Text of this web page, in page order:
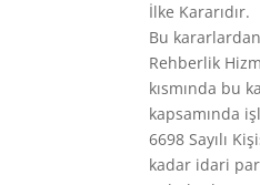
İlke Kararıdır.
Bu
Rehberlik
kısmında bu
kapsamında
6698 Sayılı
kadar idari